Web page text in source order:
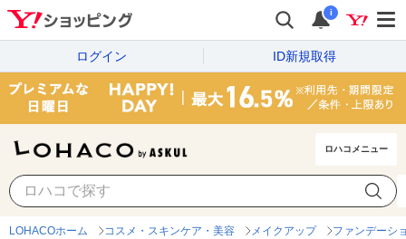
i
ログイン ID新規取得
ロハコメニュー
LOHACOホーム コスメ・スキンケア・美容 メイクアップ ファンデーシ